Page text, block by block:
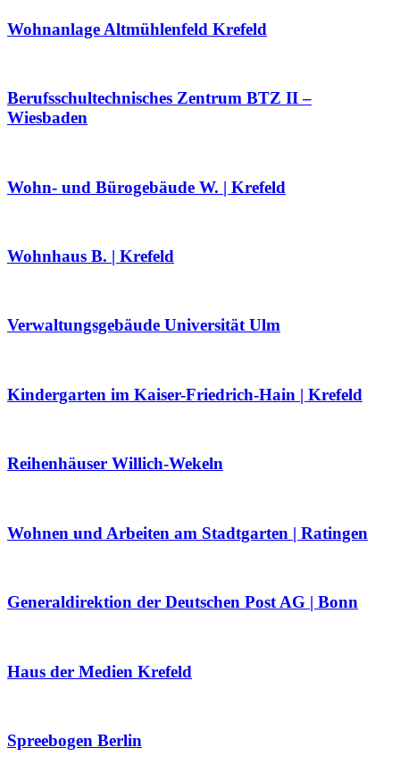
Wohnanlage Altmühlenfeld Krefeld
Berufsschultechnisches Zentrum BTZ II –
Wiesbaden
Wohn- und Bürogebäude W. | Krefeld
Wohnhaus B. | Krefeld
Verwaltungsgebäude Universität Ulm
Kindergarten im Kaiser-Friedrich-Hain | Krefeld
Reihenhäuser Willich-Wekeln
Wohnen und Arbeiten am Stadtgarten | Ratingen
Generaldirektion der Deutschen Post AG | Bonn
Haus der Medien Krefeld
Spreebogen Berlin